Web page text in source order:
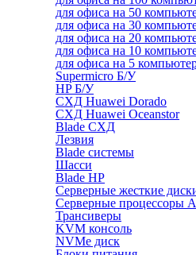
для офиса на 50
для офиса на 30
для офиса на 20
для офиса на 10
для офиса на 5
Supermicro Б/У
HP Б/У
СХД Huawei Dorado
СХД Huawei Oceanstor
Blade СХД
Лезвия
Blade системы
Шасси
Blade HP
Серверные жесткие
Серверные процессоры
Трансиверы
KVM консоль
NVMe диск